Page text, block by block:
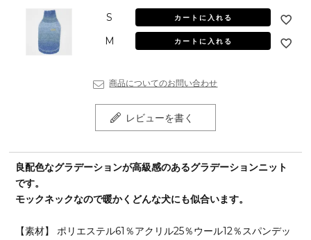
S カートに入れる
M カートに入れる
商品についてのお問い合わせ
レビューを書く
良配色なグラデーションが高級感のあるグラデーションニット
です。
モックネックなので暖かくどんな犬にも似合います。
【素材】 ポリエステル61％アクリル25％ウール12％スパンデッ